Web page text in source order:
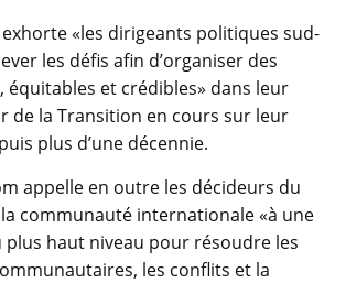
«les dirigeants politiques sud-
les défis afin d’organiser des
équitables et crédibles» dans leur
de la Transition en cours sur leur
plus d’une décennie.
appelle en outre les décideurs du
communauté internationale «à une
haut niveau pour résoudre les
les conflits et la